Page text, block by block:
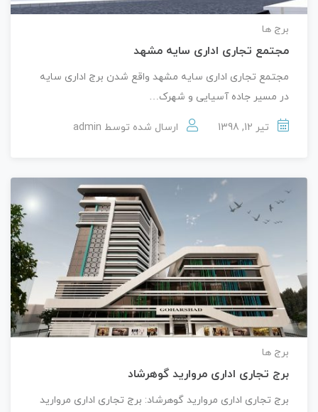
برج ها
مجتمع تجاری اداری سایه مشهد
مجتمع تجاری اداری سایه مشهد واقع شدن برج اداری سایه
در مسیر جاده آسیایی و شهرک…
تیر 12, 1398 ارسال شده توسط admin
برج ها
برج تجاری اداری مروارید گوهرشاد
برج تجاری اداری مروارید گوهرشاد: برج تجاری اداری مروارید